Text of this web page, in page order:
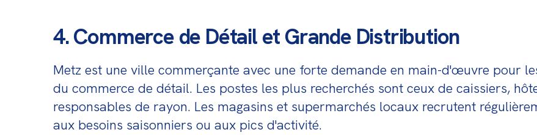
4. Commerce de Détail et Grande Distribution
Metz est une ville commerçante avec une forte demande en main-d'œuvre pour
du commerce de détail. Les postes les plus recherchés sont ceux de caissiers,
responsables de rayon. Les magasins et supermarchés locaux recrutent
aux besoins saisonniers ou aux pics d'activité.